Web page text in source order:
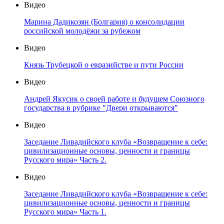
Видео
Марина Дадикозян (Болгария) о консолидации
российской молодёжи за рубежом
Видео
Князь Трубецкой о евразийстве и пути России
Видео
Андрей Якусик о своей работе и будущем Союзного
государства в рубрике "Двери открываются"
Видео
Заседание Ливадийского клуба «Возвращение к себе:
цивилизационные основы, ценности и границы
Русского мира» Часть 2.
Видео
Заседание Ливадийского клуба «Возвращение к себе:
цивилизационные основы, ценности и границы
Русского мира» Часть 1.